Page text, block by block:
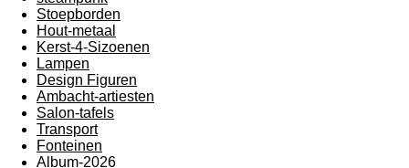
Stoepborden
Hout-metaal
Kerst-4-Sizoenen
Lampen
Design Figuren
Ambacht-artiesten
Salon-tafels
Transport
Fonteinen
Album-2026